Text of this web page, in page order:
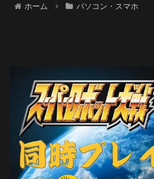
ホーム パソコン・スマホ